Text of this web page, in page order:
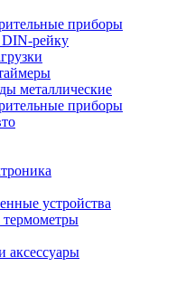
приборы
DIN-рейку
металлические
приборы
устройства
аксессуары